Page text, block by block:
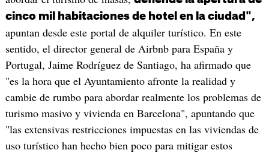
cinco mil habitaciones de hotel en la ciudad",
apuntan desde este portal de alquiler turístico. En este
sentido, el director general de Airbnb para España y
Portugal, Jaime Rodríguez de Santiago, ha afirmado que
"es la hora que el Ayuntamiento afronte la realidad y
cambie de rumbo para abordar realmente los problemas de
turismo masivo y vivienda en Barcelona", apuntando que
"las extensivas restricciones impuestas en las viviendas de
uso turístico han hecho bien poco para mitigar estos